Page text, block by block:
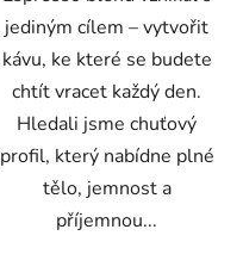
jediným cílem – vytvořit
kávu, ke které se budete
chtít vracet každý den.
Hledali jsme chuťový
profil, který nabídne plné
tělo, jemnost a
příjemnou...